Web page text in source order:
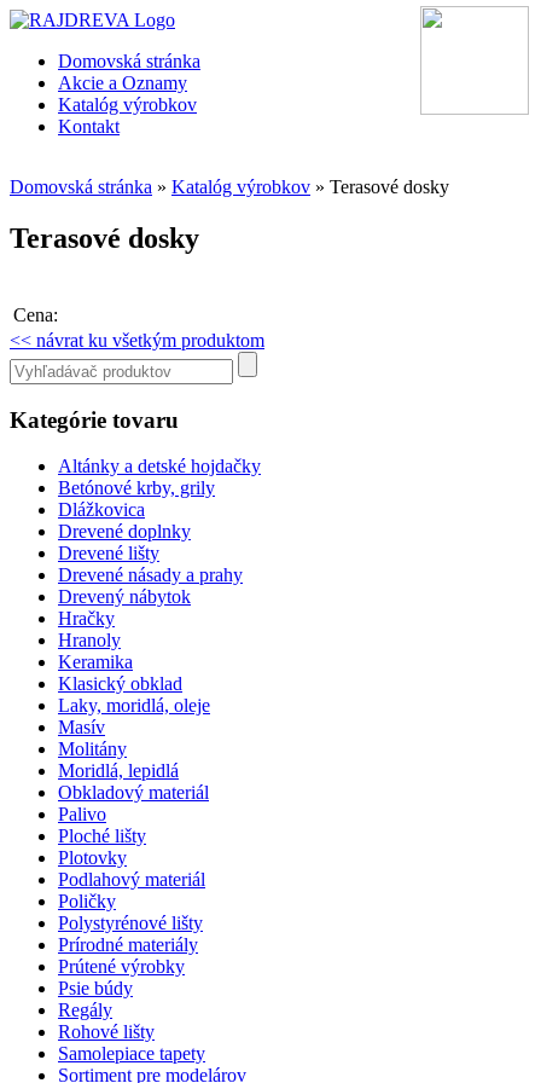
Domovská stránka
Akcie a Oznamy
Katalóg výrobkov
Kontakt
Domovská stránka » Katalóg výrobkov » Terasové dosky
Terasové dosky
Cena:
<< návrat ku všetkým produktom
Kategórie tovaru
Altánky a detské hojdačky
Betónové krby, grily
Dlážkovica
Drevené doplnky
Drevené lišty
Drevené násady a prahy
Drevený nábytok
Hračky
Hranoly
Keramika
Klasický obklad
Laky, moridlá, oleje
Masív
Molitány
Moridlá, lepidlá
Obkladový materiál
Palivo
Ploché lišty
Plotovky
Podlahový materiál
Poličky
Polystyrénové lišty
Prírodné materiály
Prútené výrobky
Psie búdy
Regály
Rohové lišty
Samolepiace tapety
Sortiment pre modelárov